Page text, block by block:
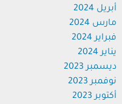
أبريل 2024
مارس 2024
فبراير 2024
يناير 2024
ديسمبر 2023
نوفمبر 2023
أكتوبر 2023